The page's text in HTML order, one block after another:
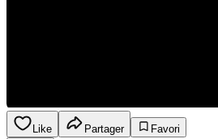
Like Partager
Favori